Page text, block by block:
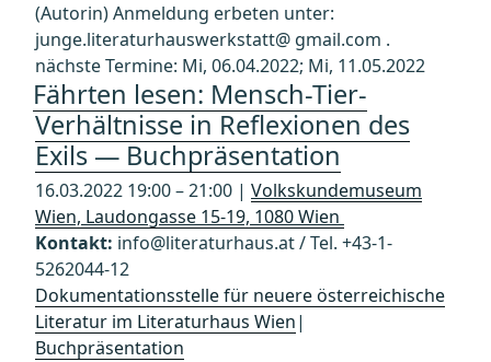
(Autorin) Anmeldung erbeten unter:
junge.literaturhauswerkstatt@ gmail.com .
nächste Termine: Mi, 06.04.2022; Mi, 11.05.2022
Fährten lesen: Mensch-Tier-
Verhältnisse in Reflexionen des
Exils — Buchpräsentation
16.03.2022 19:00 – 21:00 | Volkskundemuseum
Wien, Laudongasse 15-19, 1080 Wien
Kontakt: info@literaturhaus.at / Tel. +43-1-
5262044-12
Dokumentationsstelle für neuere österreichische
Literatur im Literaturhaus Wien|
Buchpräsentation